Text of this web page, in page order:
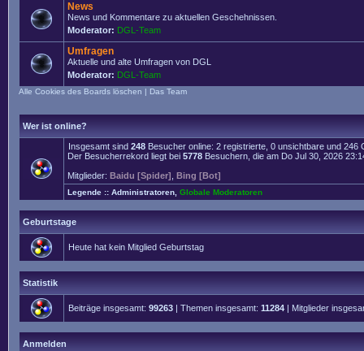
News
News und Kommentare zu aktuellen Geschehnissen.
Moderator: DGL-Team
Umfragen
Aktuelle und alte Umfragen von DGL
Moderator: DGL-Team
Alle Cookies des Boards löschen | Das Team
Wer ist online?
Insgesamt sind 248 Besucher online: 2 registrierte, 0 unsichtbare und
Der Besucherrekord liegt bei 5778 Besuchern, die am Do Jul 30, 2026
Mitglieder: Baidu [Spider] Bing [Bot]
Legende :: Administratoren Globale Moderatoren
Geburtstage
Heute hat kein Mitglied Geburtstag
Statistik
Beiträge insgesamt: 99263 | Themen insgesamt: 11284 | Mitglieder
Anmelden